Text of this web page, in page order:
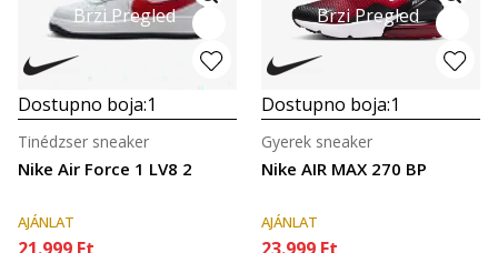
Brzi Pregled
Dostupno boja:1
Nike Air Force 1 LV8 2
Tinédzser sneaker
AJÁNLAT
21.999 Ft
Brzi Pregled
Dostupno boja:1
Nike AIR MAX 270 BP
Gyerek sneaker
AJÁNLAT
23.999 Ft